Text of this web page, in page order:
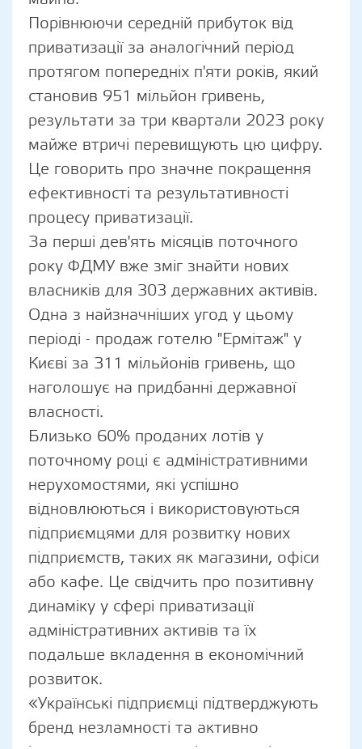
Порівнюючи середній прибуток від
приватизації за аналогічний період
протягом попередніх п'яти років, який
становив 951 мільйон гривень,
результати за три квартали 2023 року
майже втричі перевищують цю цифру.
Це говорить про значне покращення
ефективності та результативності
процесу приватизації.
За перші дев'ять місяців поточного
року ФДМУ вже зміг знайти нових
власників для 303 державних активів.
Одна з найзначніших угод у цьому
періоді - продаж готелю "Ермітаж" у
Києві за 311 мільйонів гривень, що
наголошує на придбанні державної
власності.
Близько 60% проданих лотів у
поточному році є адміністративними
нерухомостями, які успішно
відновлюються і використовуються
підприємцями для розвитку нових
підприємств, таких як магазини, офіси
або кафе. Це свідчить про позитивну
динаміку у сфері приватизації
адміністративних активів та їх
подальше вкладення в економічний
розвиток.
«Українські підприємці підтверджують
бренд незламності та активно